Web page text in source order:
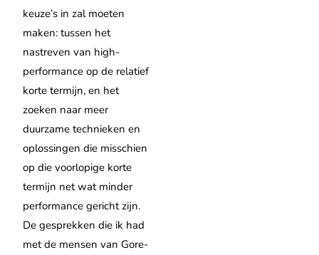
keuze’s in zal moeten
maken: tussen het
nastreven van high-
performance op de relatief
korte termijn, en het
zoeken naar meer
duurzame technieken en
oplossingen die misschien
op die voorlopige korte
termijn net wat minder
performance gericht zijn.
De gesprekken die ik had
met de mensen van Gore-